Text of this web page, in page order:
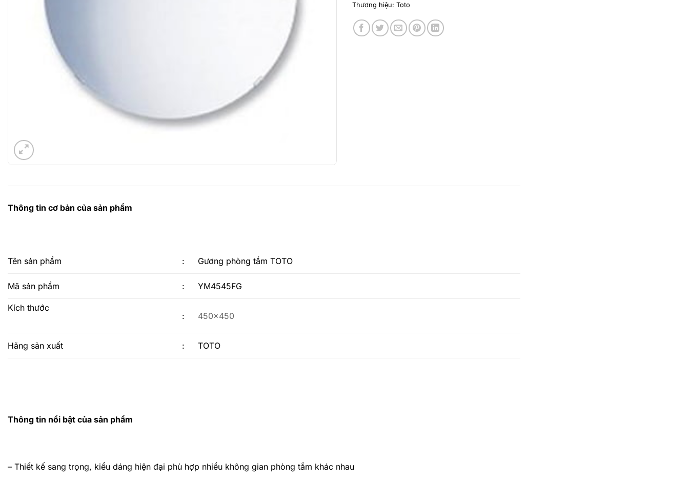
Thương hiệu: Toto
Thông tin cơ bản của sản phẩm
Tên sản phẩm : Gương phòng tắm TOTO
Mã sản phẩm : YM4545FG
Kích thước
:
450×450
Hãng sản xuất : TOTO
Thông tin nổi bật của sản phẩm
– Thiết kế sang trọng, kiểu dáng hiện đại phù hợp nhiều không gian phòng tắm khác nhau